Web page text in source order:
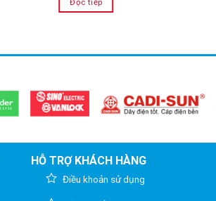
Đọc tiếp
HỖ TRỢ KHÁCH HÀNG
Điều khoản sử dụng